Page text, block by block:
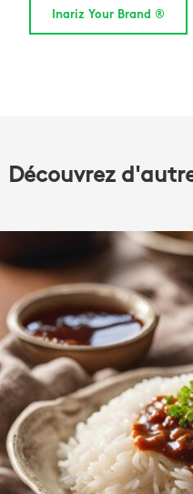
Inariz Your Brand ®
Découvrez